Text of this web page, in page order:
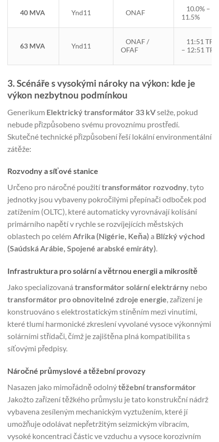
40 MVA Ynd11 ONAF
10.0% –
11.5%
63 MVA Ynd11
ONAF /
OFAF
11:51
– 12:51
3. Scénáře s vysokými nároky na výkon: kde je
výkon nezbytnou podmínkou
Generikum Elektrický transformátor 33 kVselže, pokud
nebude přizpůsobeno svému provoznímu prostředí.
Skutečné technické přizpůsobení řeší lokální environmentální
zátěže:
Rozvodny a síťové stanice
Určeno pro náročné použitítransformátor rozvodny, tyto
jednotky jsou vybaveny pokročilými přepínači odboček pod
zatížením (OLTC), které automaticky vyrovnávají kolísání
primárního napětí v rychle se rozvíjejících městských
oblastech po celém Afrika (Nigérie, Keňa) a Blízký východ
(Saúdská Arábie, Spojené arabské emiráty).
Infrastruktura pro solární a větrnou energii a mikrosítě
Jako specializovaná transformátor solární elektrárny nebo
transformátor pro obnovitelné zdroje energie, zařízení je
konstruováno s elektrostatickým stíněním mezi vinutími,
které tlumí harmonické zkreslení vyvolané vysoce výkonnými
solárními střídači, čímž je zajištěna plná kompatibilita s
síťovými předpisy.
Náročné průmyslové a těžební provozy
Nasazen jako mimořádně odolnýtěžební transformátor
Jakožto zařízení těžkého průmyslu je tato konstrukční nádrž
vybavena zesíleným mechanickým vyztužením, které jí
umožňuje odolávat nepřetržitým seizmickým vibracím,
vysoké koncentraci částic ve vzduchu a vysoce korozivním